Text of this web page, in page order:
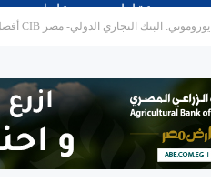
عقارات عاجل
يوروموني: البنك التجاري الدولي- مصر CIB أفضل بنك للشركات الصغيرة والمتوسطة في مصر لعام 2023